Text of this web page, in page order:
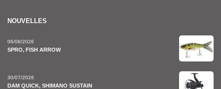
NOUVELLES
06/08/2026
SPRO, FISH ARROW
30/07/2026
DAM QUICK, SHIMANO SUSTAIN